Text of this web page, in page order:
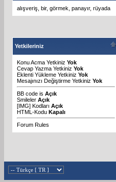
alışveriş bir, görmek panayır, rüyada
Yetkileriniz
Konu Acma Yetkiniz Yok
Cevap Yazma Yetkiniz Yok
Eklenti Yükleme Yetkiniz Yok
Mesajınızı Değiştirme Yetkiniz Yok
BB code is Açık
Smileler Açık
[IMG] Kodları Açık
HTML-Kodu Kapalı
Forum Rules